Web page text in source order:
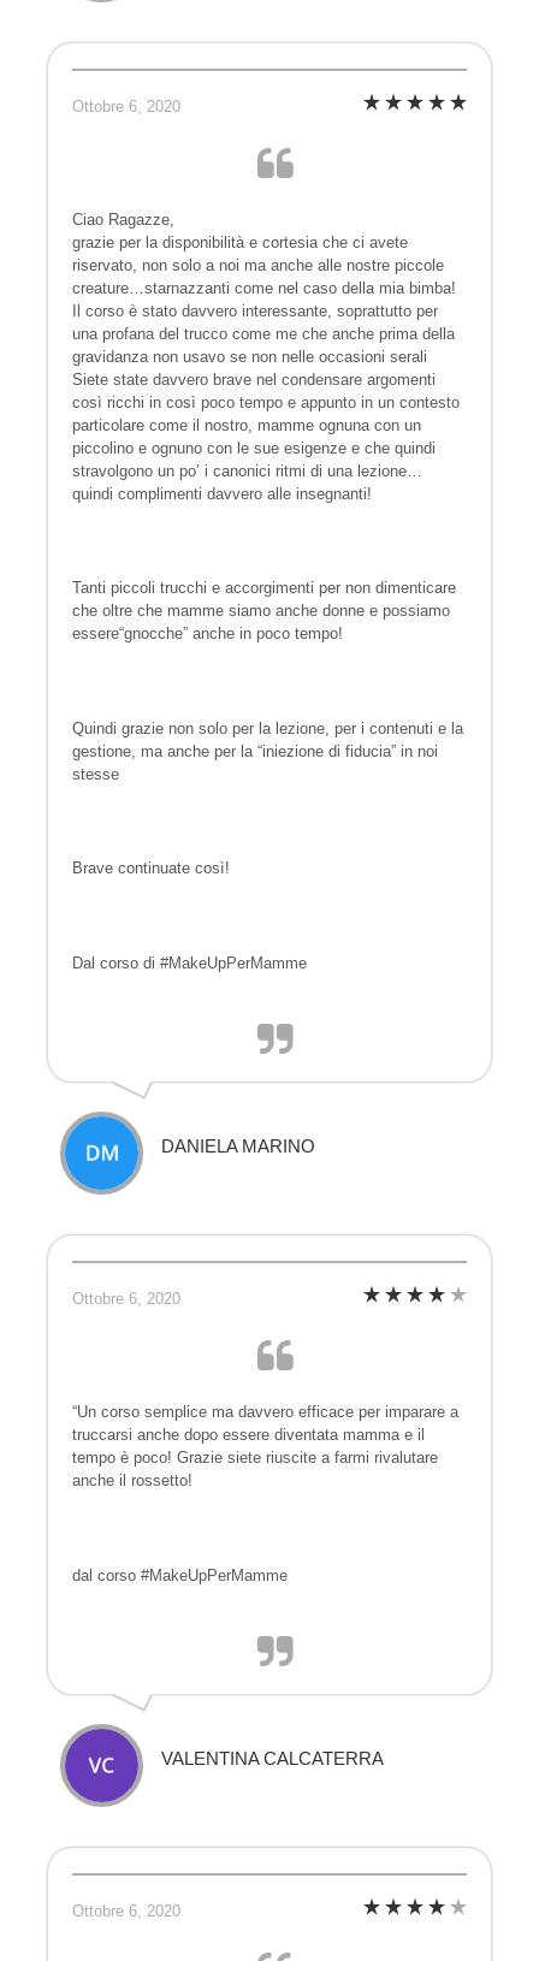
Ottobre 6, 2020
Ciao Ragazze,
grazie per la disponibilità e cortesia che ci avete
riservato, non solo a noi ma anche alle nostre piccole
creature…starnazzanti come nel caso della mia bimba!
Il corso è stato davvero interessante, soprattutto per
una profana del trucco come me che anche prima della
gravidanza non usavo se non nelle occasioni serali
Siete state davvero brave nel condensare argomenti
così ricchi in così poco tempo e appunto in un contesto
particolare come il nostro, mamme ognuna con un
piccolino e ognuno con le sue esigenze e che quindi
stravolgono un po’ i canonici ritmi di una lezione…
quindi complimenti davvero alle insegnanti!
Tanti piccoli trucchi e accorgimenti per non dimenticare
che oltre che mamme siamo anche donne e possiamo
essere“gnocche” anche in poco tempo!
Quindi grazie non solo per la lezione, per i contenuti e la
gestione, ma anche per la “iniezione di fiducia” in noi
stesse
Brave continuate così!
Dal corso di #MakeUpPerMamme
DANIELA MARINO
Ottobre 6, 2020
“Un corso semplice ma davvero efficace per imparare a
truccarsi anche dopo essere diventata mamma e il
tempo è poco! Grazie siete riuscite a farmi rivalutare
anche il rossetto!
dal corso #MakeUpPerMamme
VALENTINA CALCATERRA
Ottobre 6, 2020